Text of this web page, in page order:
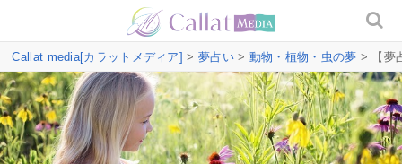
Callat media[カラットメディア] > 夢占い> 動物・植物・虫の夢 > 【夢